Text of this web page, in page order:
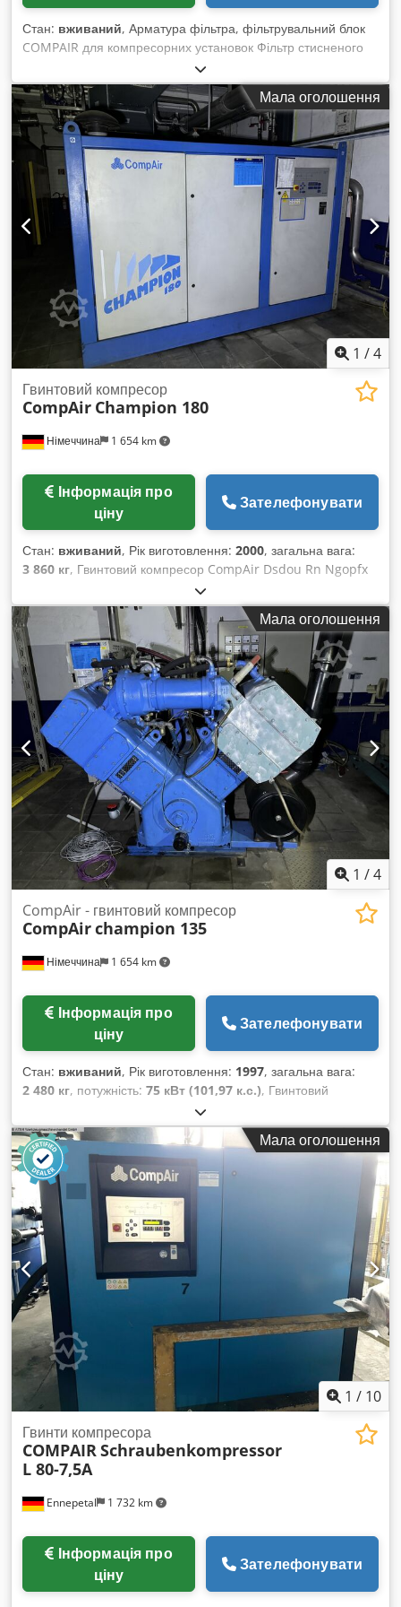
Стан: вживаний, Арматура фільтра, фільтрувальний блок
COMPAIR для компресорних установок Фільтр стисненого
повітря Тип: CF 0087B ZP Заводський номер: 3363006 / 05 /
005 Робочий тиск: макс. 16 бар Різьбове з'єднання: G 1 1/2"
Пропускна здатність: приблизно 8,5 м³/хв Номер
фільтрувального елемента: CE 0087B - Корпус фільтра з
алюмінію Dkedpfxjhalvds Amrer Вага: 5 кг Розміри (Д x Ш x
В): 125 x 110 x 420 мм Гарний стан
Мала оголошення
1 /4
Німеччина 1 654 km
Гвинтовий компресор
CompAir Champion 180
ціну
Зателефонувати
Стан: вживаний, Рік виготовлення: 2000, загальна вага:
3 860 кг, Гвинтовий компресор CompAir Dsdou Rn Ngopfx
Amrekr Модель: Champion 180 Рік випуску: 2000 Вхідний
тиск: 1 бар Робочі тиски ступенів: 2,2 / 12 бар Об'ємна
подача: 17 м³/хв Потужність двигуна: 110 кВт Компресор
знаходиться у справному стані, до виводу з експлуатації
регулярно обслуговувався та проходив перевірки.
Мала оголошення
1 /4
Німеччина 1 654 km
CompAir - гвинтовий компресор
CompAirchampion 135
ціну
Зателефонувати
Стан: вживаний, Рік виготовлення: 1997, загальна вага:
2 480 кг, потужність: 75 кВт (101,97 к.с.), Гвинтовий
компресор CompAir Модель: Champion 135 Рік випуску:
1997 Вхідний тиск: 1 бар Стадійні тиски: 1,8 / 7 бар
Продуктивність: 12,8 м³/хв Потужність двигуна: 75 кВт
Компресор знаходиться в робочому стані, регулярно
обслуговувався та проходив перевірки до моменту
виведення з експлуатації. Dedou Rn Hropfx Amrjkr
Мала оголошення
1 / 10
Ennepetal 1 732 km
Гвинти компресора
COMPAIRSchraubenkompressor
L 80-7,5A
ціну
Зателефонувати